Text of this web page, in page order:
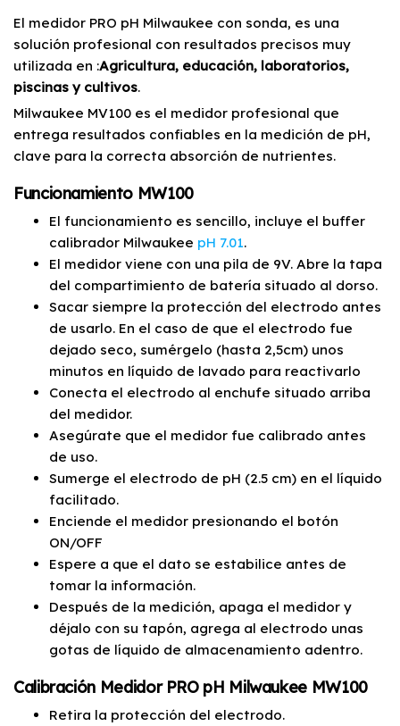
El medidor PRO pH Milwaukee con sonda, es una
solución profesional con resultados precisos muy
utilizada en :Agricultura, educación, laboratorios,
piscinas y cultivos.
Milwaukee MV100 es el medidor profesional que
entrega resultados confiables en la medición de pH,
clave para la correcta absorción de nutrientes.
Funcionamiento MW100
El funcionamiento es sencillo, incluye el buffer
calibrador Milwaukee pH 7.01.
El medidor viene con una pila de 9V. Abre la tapa
del compartimiento de batería situado al dorso.
Sacar siempre la protección del electrodo antes
de usarlo. En el caso de que el electrodo fue
dejado seco, sumérgelo (hasta 2,5cm) unos
minutos en líquido de lavado para reactivarlo
Conecta el electrodo al enchufe situado arriba
del medidor.
Asegúrate que el medidor fue calibrado antes
de uso.
Sumerge el electrodo de pH (2.5 cm) en el líquido
facilitado.
Enciende el medidor presionando el botón
ON/OFF
Espere a que el dato se estabilice antes de
tomar la información.
Después de la medición, apaga el medidor y
déjalo con su tapón, agrega al electrodo unas
gotas de líquido de almacenamiento adentro.
Calibración Medidor PRO pH Milwaukee MW100
Retira la protección del electrodo.